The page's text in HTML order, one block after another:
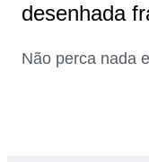
desenhada
Não perca nada